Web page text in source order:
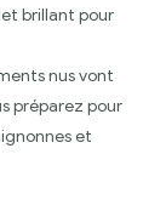
brillant pour
nus vont
préparez pour
et